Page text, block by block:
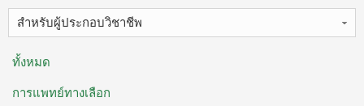
สำหรับผู้ประกอบวิชาชีพ
ทั้งหมด
การแพทย์ทางเลือก